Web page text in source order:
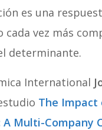
es una
vez más
determinante.
International
The
Multi-Company